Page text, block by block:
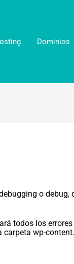
Dominios
o debug,
todos los
wp-